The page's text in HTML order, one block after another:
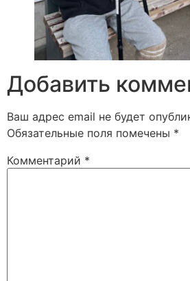
Добавить
Ваш адрес email не будет
Обязательные поля помечены *
Комментарий *